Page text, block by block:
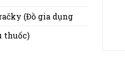
(Đồ gia dụng
thuốc)